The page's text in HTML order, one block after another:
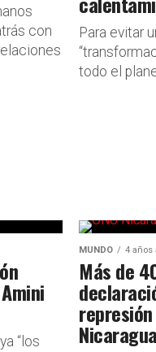
con
Para evitar
todo el
“los
MUNDO 4 años
Más de
Nicaragua